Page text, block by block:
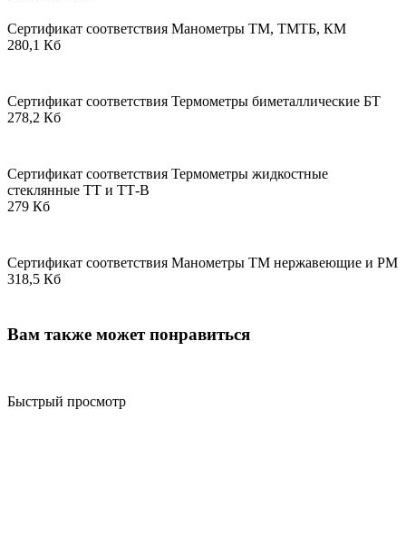
Сертификат соответствия Манометры ТМ, ТМТБ, КМ
280,1 Кб
Сертификат соответствия Термометры биметаллические БТ
278,2 Кб
Сертификат соответствия Термометры жидкостные
стеклянные ТТ и ТТ-В
279 Кб
Сертификат соответствия Манометры ТМ нержавеющие и РМ
318,5 Кб
Вам также может понравиться
Быстрый просмотр